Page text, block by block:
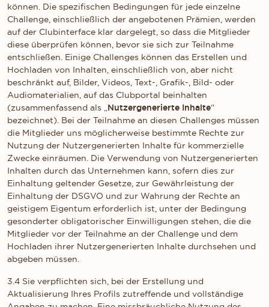
können. Die spezifischen Bedingungen für jede einzelne
Challenge, einschließlich der angebotenen Prämien, werden
auf der Clubinterface klar dargelegt, so dass die Mitglieder
diese überprüfen können, bevor sie sich zur Teilnahme
entschließen. Einige Challenges können das Erstellen und
Hochladen von Inhalten, einschließlich von, aber nicht
beschränkt auf, Bilder, Videos, Text-, Grafik-, Bild- oder
Audiomaterialien, auf das Clubportal beinhalten
(zusammenfassend als „Nutzergenerierte Inhalte“
bezeichnet). Bei der Teilnahme an diesen Challenges müssen
die Mitglieder uns möglicherweise bestimmte Rechte zur
Nutzung der Nutzergenerierten Inhalte für kommerzielle
Zwecke einräumen. Die Verwendung von Nutzergenerierten
Inhalten durch das Unternehmen kann, sofern dies zur
Einhaltung geltender Gesetze, zur Gewährleistung der
Einhaltung der DSGVO und zur Wahrung der Rechte an
geistigem Eigentum erforderlich ist, unter der Bedingung
gesonderter obligatorischer Einwilligungen stehen, die die
Mitglieder vor der Teilnahme an der Challenge und dem
Hochladen ihrer Nutzergenerierten Inhalte durchsehen und
abgeben müssen.
3.4 Sie verpflichten sich, bei der Erstellung und
Aktualisierung Ihres Profils zutreffende und vollständige